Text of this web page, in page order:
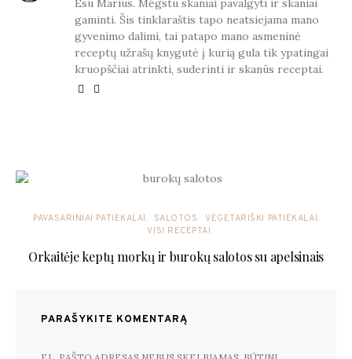
Esu Marius. Mėgstu skaniai pavalgyti ir skaniai
gaminti. Šis tinklaraštis tapo neatsiejama mano
gyvenimo dalimi, tai patapo mano asmeninė
receptų užrašų knygutė į kurią gula tik ypatingai
kruopščiai atrinkti, suderinti ir skanūs receptai.
PAVASARINIAI PATIEKALAI SALOTOS
VEGETARIŠKI PATIEKALAI
VISI RECEPTAI
Orkaitėje keptų morkų ir burokų salotos su apelsinais
PARAŠYKITE KOMENTARĄ